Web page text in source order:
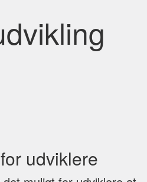
udviklere